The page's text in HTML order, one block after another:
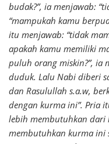
budak?”, ia menjawab:
“mampukah kamu
itu menjawab: “tidak
apakah kamu memiliki
puluh orang miskin?”, ia
duduk. Lalu Nabi diberi
dan Rasulullah s.a.w,
dengan kurma ini”. Pria
lebih membutuhkan dari
membutuhkan kurma ini